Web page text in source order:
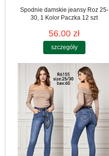
Spodnie damskie jeansy Roz 25-
30, 1 Kolor Paczka 12 szt
56.00 zł
szczegóły